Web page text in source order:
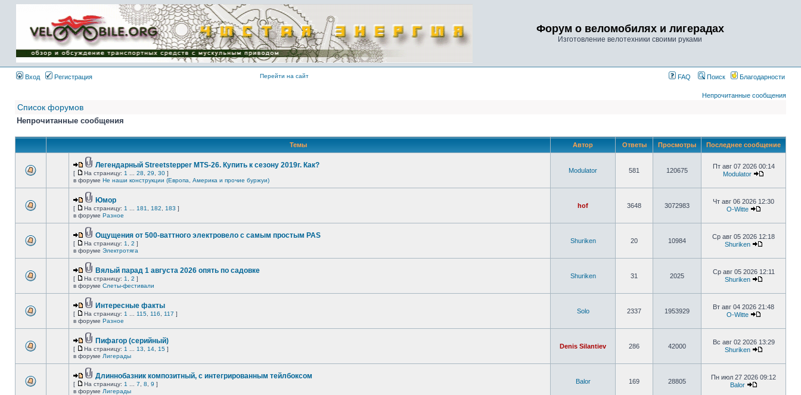
Имя пользователя:
Пароль:
{ LOG_ME_IN_SHORT
}
Форум о веломобилях и лигерадах
Изготовление велотехники своими руками
Вход Регистрация Перейти на сайт FAQ Поиск Благодарности
Непрочитанные сообщения
Список форумов
Непрочитанные сообщения
Темы Автор Ответы Просмотры Последнее сообщение
Легендарный Streetstepper MTS-26. Купить к сезону 2019г. Как?
[ На страницу: 1 28 29 30 ]
в форуме Не наши конструкции (Европа, Америка и прочие буржуи)
Modulator 581 120675
Пт авг 07 2026 00:14
Modulator
Юмор
[ На страницу: 1 181 182 183 ]
в форуме Разное
hof 3648 3072983
Чт авг 06 2026 12:30
O-Witte
Ощущения от 500-ваттного электровело с самым простым PAS
[ На страницу: 1 2 ]
в форуме Электротяга
Shuriken 20 10984
Ср авг 05 2026 12:18
Shuriken
Вялый парад 1 августа 2026 опять по садовке
[ На страницу: 1 2 ]
в форуме Слеты-фестивали
Shuriken 31 2025
Ср авг 05 2026 12:11
Shuriken
Интересные факты
[ На страницу: 1 115 116 117 ]
в форуме Разное
Solo 2337 1953929
Вт авг 04 2026 21:48
O-Witte
Пифагор (серийный)
[ На страницу: 1 13 14 15 ]
в форуме Лигерады
Denis Silantiev 286 42000
Вс авг 02 2026 13:29
Shuriken
Длиннобазник композитный, с интегрированным тейлбоксом
[ На страницу: 1 7 8 9 ]
в форуме Лигерады
Balor 169 28805
Пн июл 27 2026 09:12
Balor